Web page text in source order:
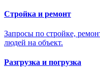
Стройка и ремонт
Запросы по стройке,
людей на объект.
Разгрузка и погрузка